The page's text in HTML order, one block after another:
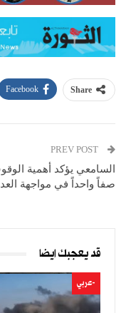
Share
Facebook
السامعي يؤكد أهمية
صفاً واحداً في مواجهة
قد يعجبك ايضا
-عربي